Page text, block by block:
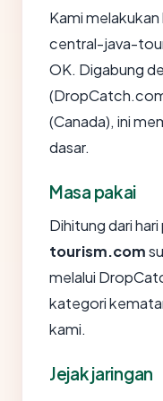
Kami
central-java-
OK. Digabung
(Canada), ini
dasar.
Masa pakai
Dihitung dari
tourism.com
melalui
kategori
kami.
Jejak jaringan